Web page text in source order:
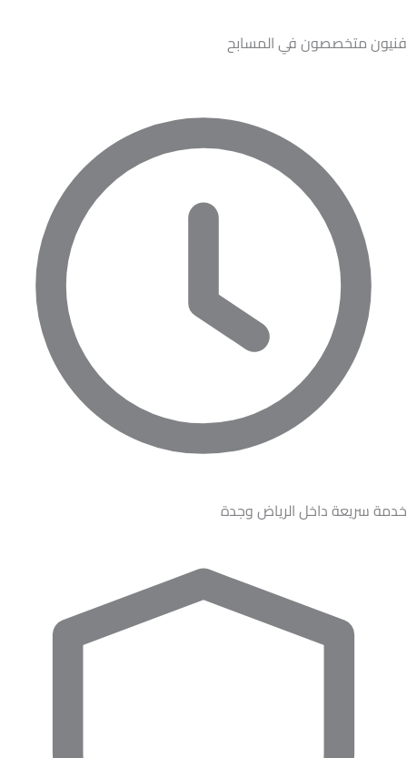
فنيون متخصصون في المسابح
خدمة سريعة داخل الرياض وجدة